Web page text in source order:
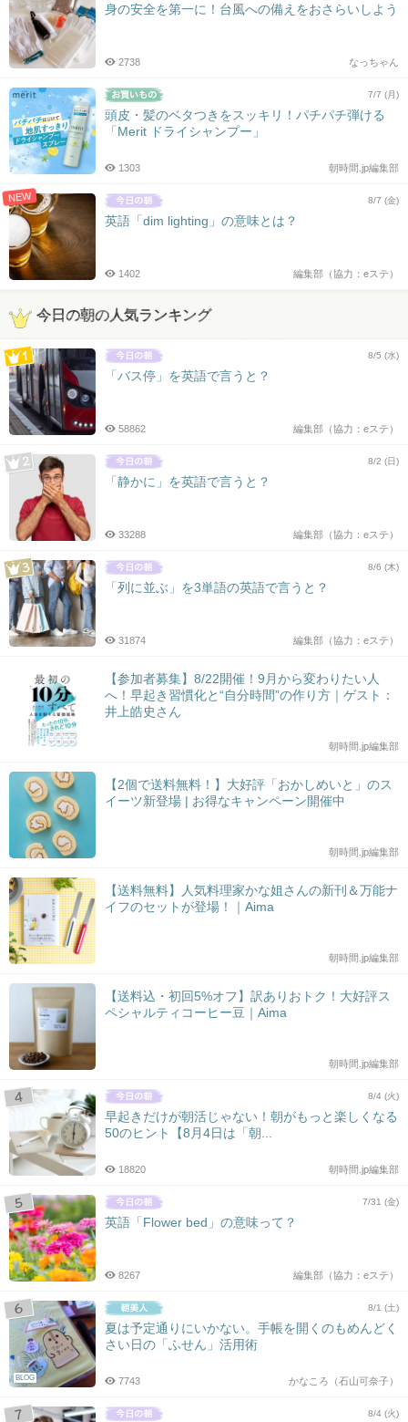
身の安全を第一に！台風への備えをおさらいしよう
なっちゃん
2738
7/7 (月)
頭皮・髪のベタつきをスッキリ！パチパチ弾ける
「Merit ドライシャンプー」
朝時間.jp編集部
1303
NEW 8/7 (金)
英語「dim lighting」の意味とは？
編集部（協力：eステ）
1402
今日の朝の人気ランキング
8/5 (水)
「バス停」を英語で言うと？
編集部（協力：eステ）
58862
8/2 (日)
「静かに」を英語で言うと？
編集部（協力：eステ）
33288
8/6 (木)
「列に並ぶ」を3単語の英語で言うと？
編集部（協力：eステ）
31874
【参加者募集】8/22開催！9月から変わりたい人
へ！早起き習慣化と“自分時間”の作り方｜ゲスト：
井上皓史さん
朝時間.jp編集部
【2個で送料無料！】大好評「おかしめいと」のス
イーツ新登場 | お得なキャンペーン開催中
朝時間.jp編集部
【送料無料】人気料理家かな姐さんの新刊＆万能ナ
イフのセットが登場！｜Aima
朝時間.jp編集部
【送料込・初回5%オフ】訳ありおトク！大好評ス
ペシャルティコーヒー豆｜Aima
朝時間.jp編集部
8/4 (火)
早起きだけが朝活じゃない！朝がもっと楽しくなる
50のヒント【8月4日は「朝...
朝時間.jp編集部
18820
7/31 (金)
英語「Flower bed」の意味って？
編集部（協力：eステ）
8267
BLOG
8/1 (土)
夏は予定通りにいかない。手帳を開くのもめんどく
さい日の「ふせん」活用術
かなころ（石山可奈子）
7743
8/4 (火)